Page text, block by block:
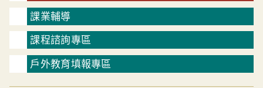
課業輔導
課程諮詢專區
戶外教育填報專區